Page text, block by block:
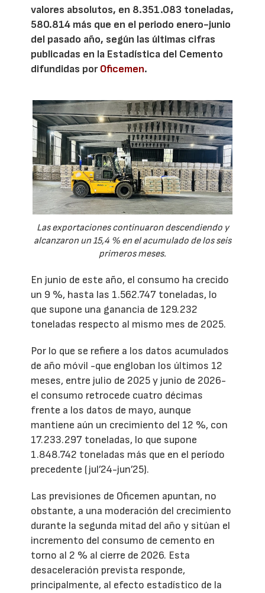
valores absolutos, en 8.351.083 toneladas,
580.814 más que en el periodo enero-junio
del pasado año, según las últimas cifras
publicadas en la Estadística del Cemento
difundidas porOficemen.
Las exportaciones continuaron descendiendo y
alcanzaron un 15,4 % en el acumulado de los seis
primeros meses.
En junio de este año, el consumo ha crecido
un 9 %, hasta las 1.562.747 toneladas, lo
que supone una ganancia de 129.232
toneladas respecto al mismo mes de 2025.
Por lo que se refiere a los datos acumulados
de año móvil -que engloban los últimos 12
meses, entre julio de 2025 y junio de 2026-
el consumo retrocede cuatro décimas
frente a los datos de mayo, aunque
mantiene aún un crecimiento del 12 %, con
17.233.297 toneladas, lo que supone
1.848.742 toneladas más que en el período
precedente (jul’24-jun’25).
Las previsiones de Oficemen apuntan, no
obstante, a una moderación del crecimiento
durante la segunda mitad del año y sitúan el
incremento del consumo de cemento en
torno al 2 % al cierre de 2026. Esta
desaceleración prevista responde,
principalmente, al efecto estadístico de la